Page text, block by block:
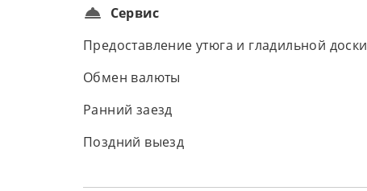
Сервис
Предоставление утюга и гладильной доски
Обмен валюты
Ранний заезд
Поздний выезд